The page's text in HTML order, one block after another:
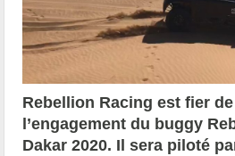
Rebellion Racing est fier
l’engagement du buggy
Dakar 2020. Il sera piloté